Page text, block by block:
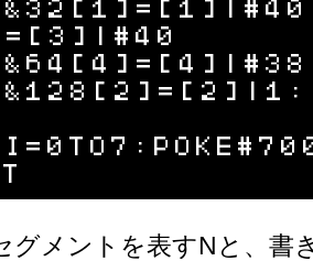
グメントを表すNと、書